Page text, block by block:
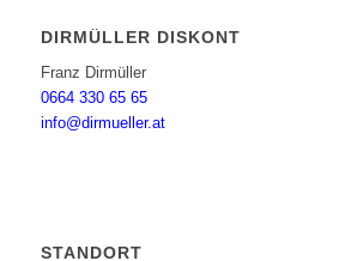
DIRMÜLLER DISKONT
Franz Dirmüller
0664 330 65 65
info@dirmueller.at
STANDORT